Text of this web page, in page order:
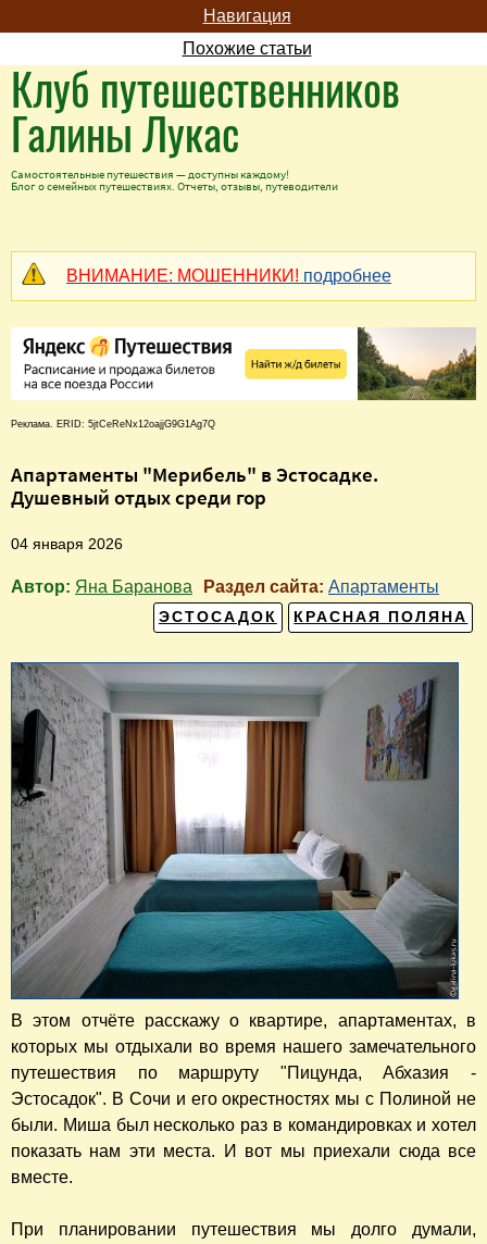
Навигация
Похожие статьи
Клуб путешественников
Галины Лукас
Самостоятельные путешествия — доступны каждому!
Блог о семейных путешествиях. Отчеты, отзывы, путеводители
ВНИМАНИЕ: МОШЕННИКИ! подробнее
Реклама. ERID: 5jtCeReNx12oajjG9G1Ag7Q
Апартаменты "Мерибель" в Эстосадке.
Душевный отдых среди гор
04 января 2026
Автор: Яна Баранова Раздел сайта: Апартаменты
КРАСНАЯ ПОЛЯНА
ЭСТОСАДОК
В этом отчёте расскажу о квартире, апартаментах, в
которых мы отдыхали во время нашего замечательного
путешествия по маршруту "Пицунда, Абхазия -
Эстосадок". В Сочи и его окрестностях мы с Полиной не
были. Миша был несколько раз в командировках и хотел
показать нам эти места. И вот мы приехали сюда все
вместе.
При планировании путешествия мы долго думали,